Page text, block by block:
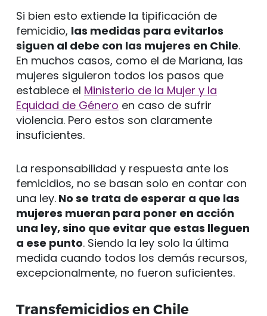
Si bien esto extiende la tipificación de
femicidio, las medidas para evitarlos
siguen al debe con las mujeres en Chile.
En muchos casos, como el de Mariana, las
mujeres siguieron todos los pasos que
establece el Ministerio de la Mujer y la
Equidad de Género en caso de sufrir
violencia. Pero estos son claramente
insuficientes.
La responsabilidad y respuesta ante los
femicidios, no se basan solo en contar con
una ley. No se trata de esperar a que las
mujeres mueran para poner en acción
una ley, sino que evitar que estas lleguen
a ese punto. Siendo la ley solo la última
medida cuando todos los demás recursos,
excepcionalmente, no fueron suficientes.
Transfemicidios en Chile